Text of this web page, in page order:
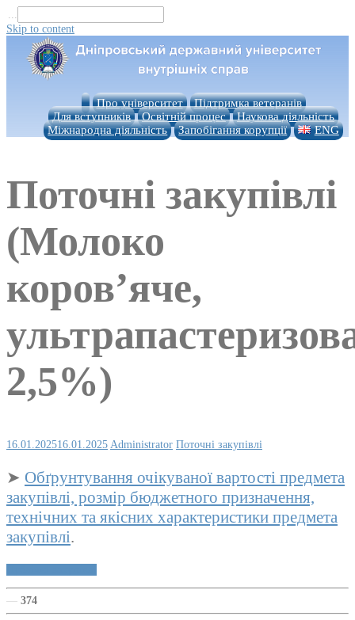
...
Skip to content
Про університет
Підтримка ветеранів
Для вступників
Освітній процес
Наукова діяльність
Міжнародна діяльність
Запобігання корупції ENG
Поточні закупівлі
(Молоко
коров’яче,
2,5%)
16.01.202516.01.2025 Administrator Поточні закупівлі
➤ Обґрунтування очікуваної вартості предмета
закупівлі, розмір бюджетного призначення,
технічних та якісних характеристики предмета
закупівлі.
— 374